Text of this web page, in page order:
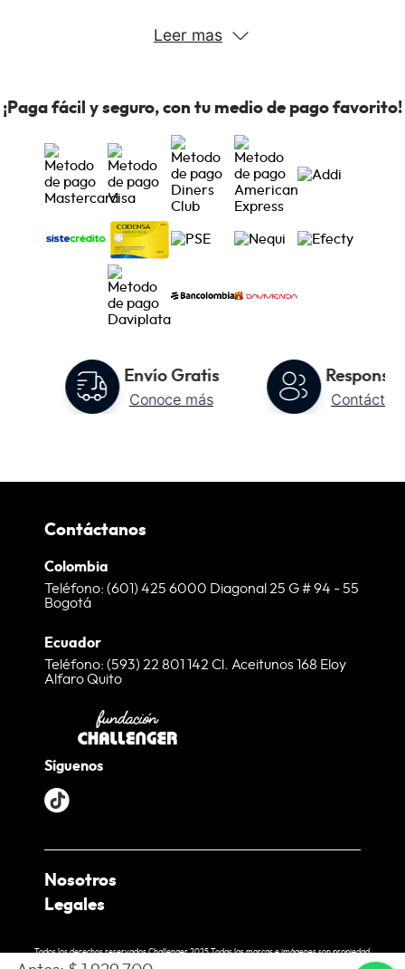
gama de productos está diseñada para satisfacer
Leer mas
¡Paga fácil y seguro, con tu medio de pago favorito!
Envío Gratis
Conoce más
Contáctanos
Colombia
Teléfono: (601) 425 6000 Diagonal 25 G # 94 - 55
Bogotá
Ecuador
Teléfono: (593) 22 801 142 Cl. Aceitunos 168 Eloy
Alfaro Quito
Síguenos
Nosotros
EcoChallenger
Legales
Términos y condiciones web
Todos los derechos reservados Challenger 2025.Todas las marcas e imágenes son propiedad
de Challenger. Queda prohibida la reproducción total o parcial de cualquier contenido sin